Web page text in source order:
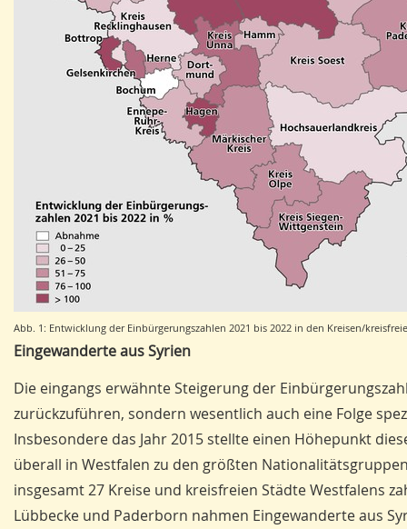
Abb. 1: Entwicklung der Einbürgerungszahlen 2021 bis 2022 in den Kreisen/
Eingewanderte aus Syrien
Die eingangs erwähnte Steigerung der
zurückzuführen, sondern wesentlich auch eine Folge
Insbesondere das Jahr 2015 stellte einen Höhepunkt
überall in Westfalen zu den größten
insgesamt 27 Kreise und kreisfreien Städte Westfalens
Lübbecke und Paderborn nahmen Eingewanderte aus